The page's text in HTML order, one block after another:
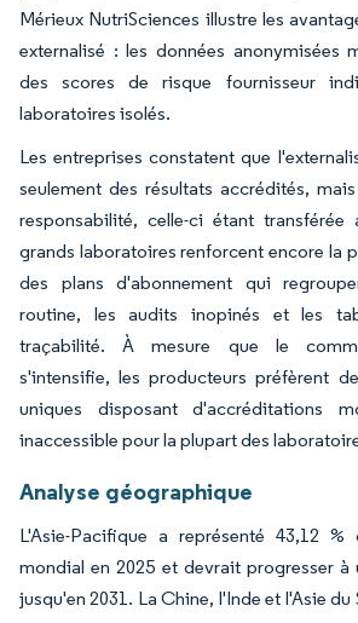
Mérieux NutriSciences illustre les
externalisé : les données anonymisées
des scores de risque fournisseur
laboratoires isolés.
Les entreprises constatent que
seulement des résultats accrédités,
responsabilité, celle-ci étant transférée
grands laboratoires renforcent encore la
des plans d'abonnement qui
routine, les audits inopinés et les
traçabilité. À mesure que le
s'intensifie, les producteurs préfèrent
uniques disposant d'accréditations
inaccessible pour la plupart des
Analyse géographique
L'Asie-Pacifique a représenté 43,12
mondial en 2025 et devrait progresser à
jusqu'en 2031. La Chine, l'Inde et l'Asie